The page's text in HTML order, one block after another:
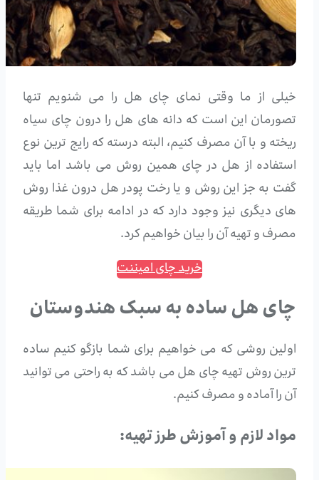
خیلی از ما وقتی نمای چای هل را می شنویم تنها
تصورمان این است که دانه های هل را درون چای سیاه
ریخته و با آن مصرف کنیم، البته درسته که رایج ترین نوع
استفاده از هل در چای همین روش می باشد اما باید
گفت به جز این روش و یا رخت پودر هل درون غذا روش
های دیگری نیز وجود دارد که در ادامه برای شما طریقه
مصرف و تهیه آن را بیان خواهیم کرد.
خرید چای امیننت
چای هل ساده به سبک هندوستان
اولین روشی که می خواهیم برای شما بازگو کنیم ساده
ترین روش تهیه چای هل می باشد که به راحتی می توانید
آن را آماده و مصرف کنیم.
مواد لازم و آموزش طرز تهیه: